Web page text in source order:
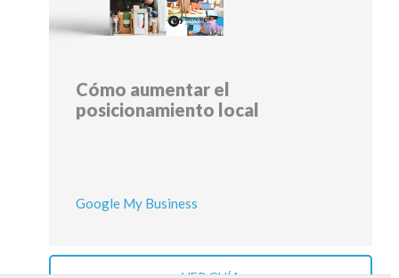
Cómo aumentar el
posicionamiento local
Google My Business